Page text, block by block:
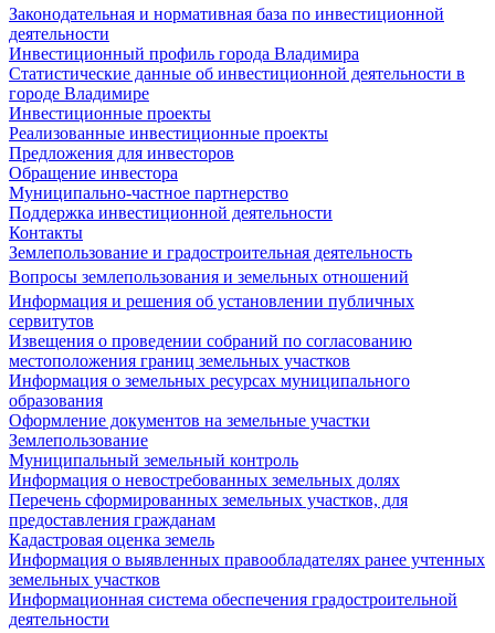
Законодательная и нормативная база по инвестиционной
деятельности
Инвестиционный профиль города Владимира
Статистические данные об инвестиционной деятельности в
городе Владимире
Инвестиционные проекты
Реализованные инвестиционные проекты
Предложения для инвесторов
Обращение инвестора
Муниципально-частное партнерство
Поддержка инвестиционной деятельности
Контакты
Землепользование и градостроительная деятельность
Вопросы землепользования и земельных отношений
Информация и решения об установлении публичных
сервитутов
Извещения о проведении собраний по согласованию
местоположения границ земельных участков
Информация о земельных ресурсах муниципального
образования
Оформление документов на земельные участки
Землепользование
Муниципальный земельный контроль
Информация о невостребованных земельных долях
Перечень сформированных земельных участков, для
предоставления гражданам
Кадастровая оценка земель
Информация о выявленных правообладателях ранее учтенных
земельных участков
Информационная система обеспечения градостроительной
деятельности